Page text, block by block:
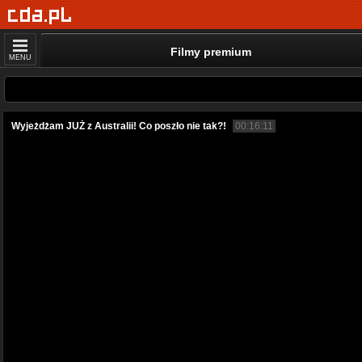
MENU Filmy premium
Wyjeżdżam JUŻ z Australii! Co poszło nie tak?! 00:16:11